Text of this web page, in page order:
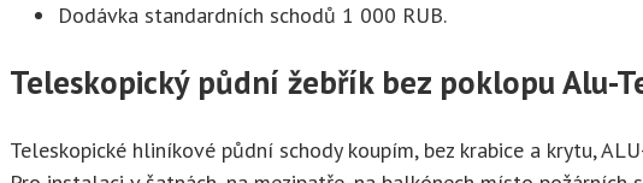
Dodávka standardních schodů 1 000 RUB.
Teleskopický půdní žebřík bez poklopu Alu-
Teleskopické hliníkové půdní schody koupím, bez krabice a krytu,